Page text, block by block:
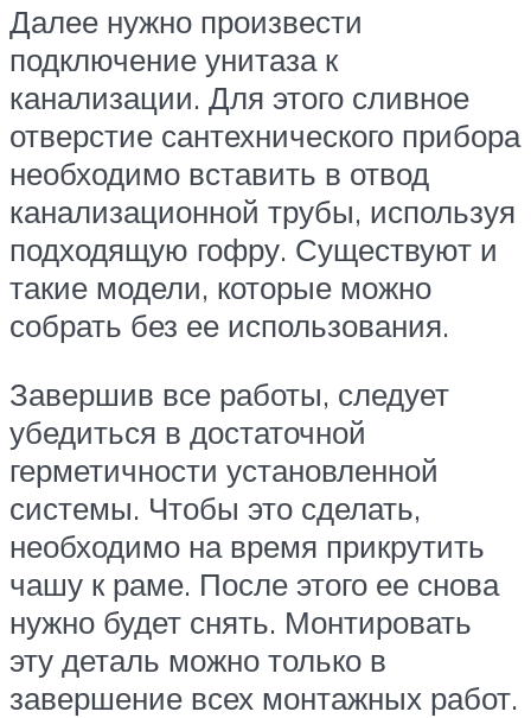
Далее нужно произвести
подключение унитаза к
канализации. Для этого сливное
отверстие сантехнического прибора
необходимо вставить в отвод
канализационной трубы, используя
подходящую гофру. Существуют и
такие модели, которые можно
собрать без ее использования.
Завершив все работы, следует
убедиться в достаточной
герметичности установленной
системы. Чтобы это сделать,
необходимо на время прикрутить
чашу к раме. После этого ее снова
нужно будет снять. Монтировать
эту деталь можно только в
завершение всех монтажных работ.